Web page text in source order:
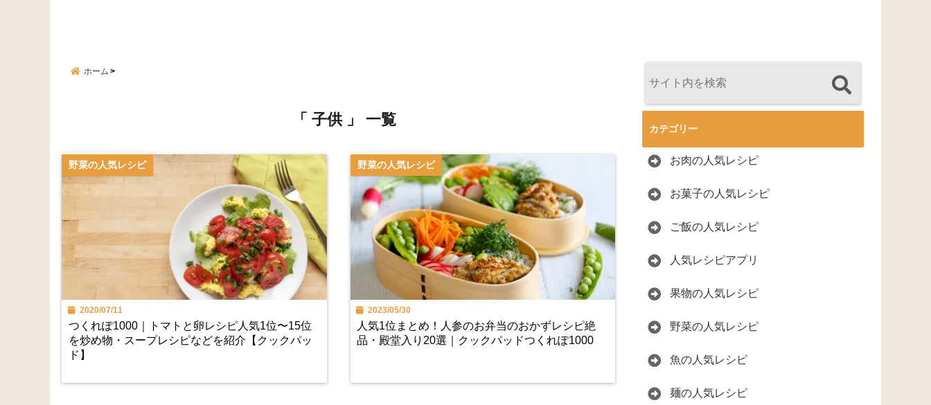
ホーム
「 子供 」 一覧
野菜の人気レシピ
2020/07/11
つくれぽ1000｜トマトと卵レシピ人気1位〜15位
を炒め物・スープレシピなどを紹介【クックパッ
ド】
野菜の人気レシピ
2023/05/30
人気1位まとめ！人参のお弁当のおかずレシピ絶
品・殿堂入り20選｜クックパッドつくれぽ1000
カテゴリー
お肉の人気レシピ
お菓子の人気レシピ
ご飯の人気レシピ
人気レシピアプリ
果物の人気レシピ
野菜の人気レシピ
魚の人気レシピ
麺の人気レシピ